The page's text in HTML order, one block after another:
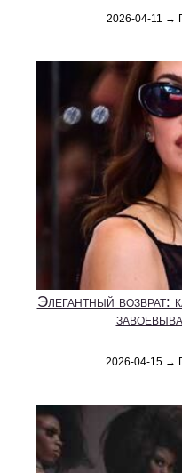
2026-04-11 →
Элегантный возврат:
2026-04-15 →